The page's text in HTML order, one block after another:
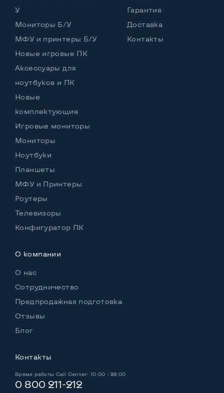
Возможности видеокарты:
Тип видеокарты
Видеопроцессор ноутбука
Размер видеопамяти, Гб
Удобство пользования:
Материал корпуса
Подсветка клавиатуры
Русские и украинские буквы на клавиатуре
Операционная система
Разъемы подключения:
Выход Display port
Выход mini Display port
У
Мониторы Б/У
МФУ и принтеры Б/У
Новые игровые ПК
Аксессуары для
ноутбуков и ПК
Новые
комплектующие
Игровые мониторы
Мониторы
Ноутбуки
Планшеты
МФУ и Принтеры
Роутеры
Телевизоры
Конфигуратор ПК
Гарантия
Доставка
Контакты
О компании
О нас
Сотрудничество
Предпродажная подготовка
Отзывы
Блог
Контакты
Время работы Call Center: 10:00 - 22:00
0 800 211-212